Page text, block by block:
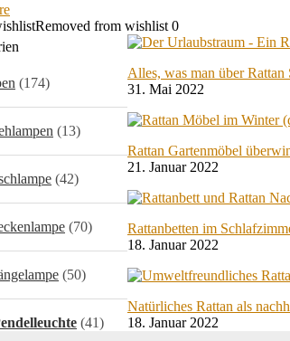
Removed from wishlist 0
(174)
(13)
(42)
(70)
(50)
(41)
Alles, was man über Rattan
31. Mai 2022
Rattan Gartenmöbel
21. Januar 2022
Rattanbetten im
18. Januar 2022
Natürliches Rattan als
18. Januar 2022